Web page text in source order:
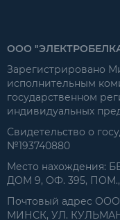
ООО
Зарегистрировано
исполнительным
государственном
индивидуальных
Свидетельство о
№193740880
Место нахождения:
ДОМ 9, ОФ. 395, ПОМ.,
Почтовый адрес
МИНСК, УЛ.